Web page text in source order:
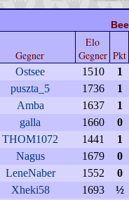
Gegner
Elo
Gegner Pkt
Ostsee 1510
1
puszta_5 1736
1
Amba 1637
1
galla 1660
0
THOM1072 1441
1
Nagus 1679
0
LeneNaber 1552
0
Xheki58 1693
½